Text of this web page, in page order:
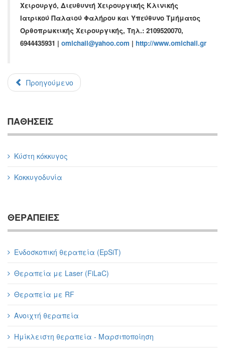
Χειρουργό, Διευθυντή Χειρουργικής Κλινικής
Ιατρικού Παλαιού Φαλήρου και Υπεύθυνο Τμήματος
Ορθοπρωκτικής Χειρουργικής, Τηλ.: 2109520070,
6944435931 | omichail@yahoo.com | http://www.omichail.gr
Προηγούμενο
ΠΑΘΗΣΕΙΣ
Κύστη κόκκυγος
Κοκκυγοδυνία
ΘΕΡΑΠΕΙΕΣ
Ενδοσκοπική θεραπεία (EpSiT)
Θεραπεία με Laser (FiLaC)
Θεραπεία με RF
Ανοιχτή θεραπεία
Ημίκλειστη θεραπεία - Μαρσιποποίηση